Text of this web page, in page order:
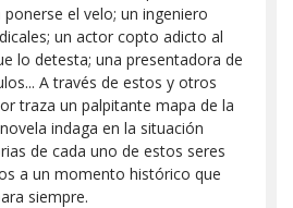
el velo; un ingeniero
un actor copto adicto al
lo detesta; una presentadora de
A través de estos y otros
traza un palpitante mapa de la
indaga en la situación
de cada uno de estos seres
a un momento histórico que
siempre.